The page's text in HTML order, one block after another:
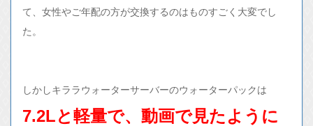
て、女性やご年配の方が交換するのはものすごく大変でし
た。
しかしキララウォーターサーバーのウォーターパックは
7.2Lと軽量で、動画で見たように